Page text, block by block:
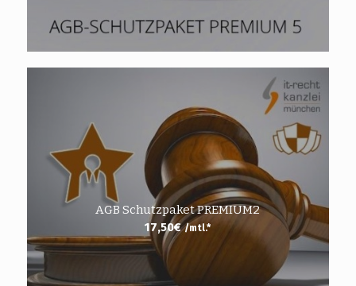
AGB Schutzpaket PREMIUM2
17,50€ /mtl.*